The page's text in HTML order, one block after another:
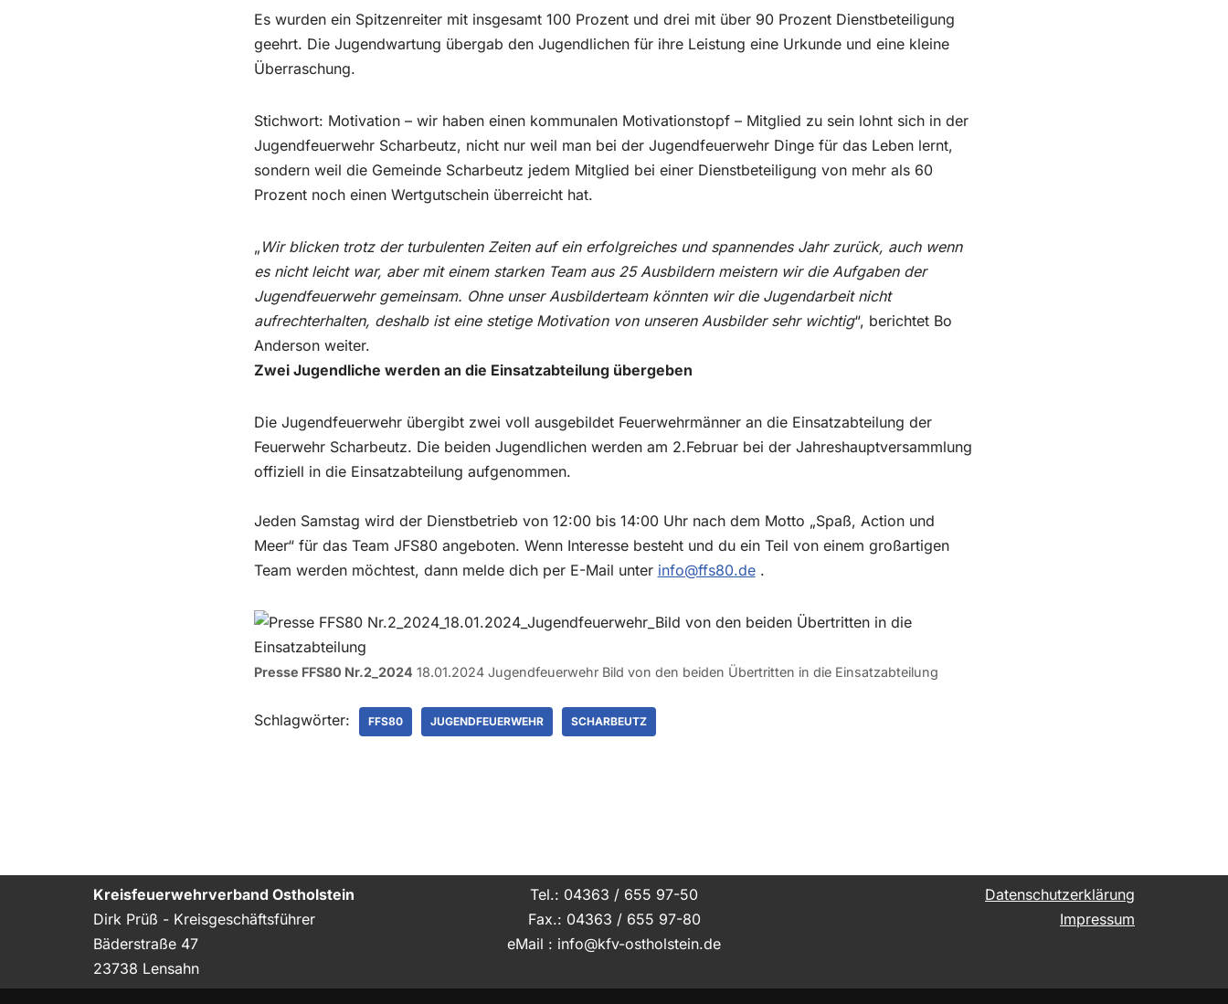
Es wurden ein Spitzenreiter mit insgesamt 100 Prozent und drei mit über 90 Prozent Dienstbeteiligung
geehrt. Die Jugendwartung übergab den Jugendlichen für ihre Leistung eine Urkunde und eine kleine
Überraschung.
Stichwort: Motivation – wir haben einen kommunalen Motivationstopf – Mitglied zu sein lohnt sich in der
Jugendfeuerwehr Scharbeutz, nicht nur weil man bei der Jugendfeuerwehr Dinge für das Leben lernt,
sondern weil die Gemeinde Scharbeutz jedem Mitglied bei einer Dienstbeteiligung von mehr als 60
Prozent noch einen Wertgutschein überreicht hat.
„ Wir blicken trotz der turbulenten Zeiten auf ein erfolgreiches und spannendes Jahr zurück, auch wenn
es nicht leicht war, aber mit einem starken Team aus 25 Ausbildern meistern wir die Aufgaben der
Jugendfeuerwehr gemeinsam. Ohne unser Ausbilderteam könnten wir die Jugendarbeit nicht
aufrechterhalten, deshalb ist eine stetige Motivation von unseren Ausbilder sehr wichtig“, berichtet Bo
Anderson weiter.
Zwei Jugendliche werden an die Einsatzabteilung übergeben
Die Jugendfeuerwehr übergibt zwei voll ausgebildet Feuerwehrmänner an die Einsatzabteilung der
Feuerwehr Scharbeutz. Die beiden Jugendlichen werden am 2.Februar bei der Jahreshauptversammlung
offiziell in die Einsatzabteilung aufgenommen.
Jeden Samstag wird der Dienstbetrieb von 12:00 bis 14:00 Uhr nach dem Motto „Spaß, Action und
Meer“ für das Team JFS80 angeboten. Wenn Interesse besteht und du ein Teil von einem großartigen
Team werden möchtest, dann melde dich per E-Mail unter info@ffs80.de.
Presse FFS80 Nr.2_2024 18.01.2024 Jugendfeuerwehr Bild von den beiden Übertritten in die Einsatzabteilung
Schlagwörter: FFS80 JUGENDFEUERWEHR SCHARBEUTZ
Kreisfeuerwehrverband Ostholstein
Dirk Prüß - Kreisgeschäftsführer
Bäderstraße 47
23738 Lensahn
Tel.: 04363 / 655 97-50
Fax.: 04363 / 655 97-80
eMail : info@kfv-ostholstein.de
Datenschutzerklärung
Impressum